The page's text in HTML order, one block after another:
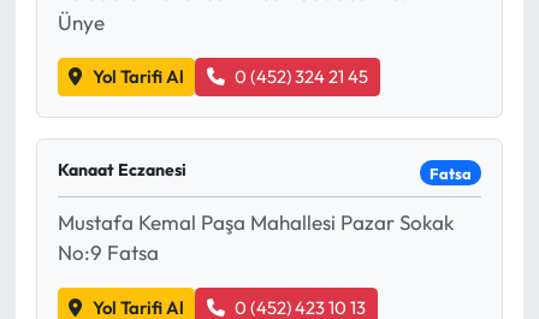
Ünye
Yol Tarifi Al 0 (452) 324 21 45
Kanaat Eczanesi Fatsa
Mustafa Kemal Paşa Mahallesi Pazar Sokak
No:9 Fatsa
Yol Tarifi Al 0 (452) 423 10 13